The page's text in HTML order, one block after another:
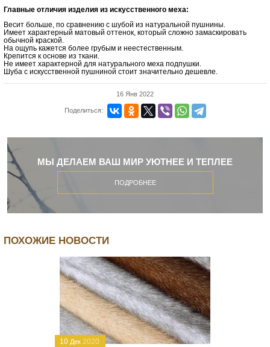
Главные отличия изделия из искусственного меха:
Весит больше, по сравнению с шубой из натуральной пушнины.
Имеет характерный матовый оттенок, который сложно замаскировать
обычной краской.
На ощупь кажется более грубым и неестественным.
Крепится к основе из ткани.
Не имеет характерной для натурального меха подпушки.
Шуба с искусственной пушниной стоит значительно дешевле.
16 Янв 2022
Поделиться:
МЫ ДЕЛАЕМ ВАШ МИР УЮТНЕЕ И ТЕПЛЕЕ
ПОДРОБНЕЕ
ПОХОЖИЕ НОВОСТИ
10 Дек 2020